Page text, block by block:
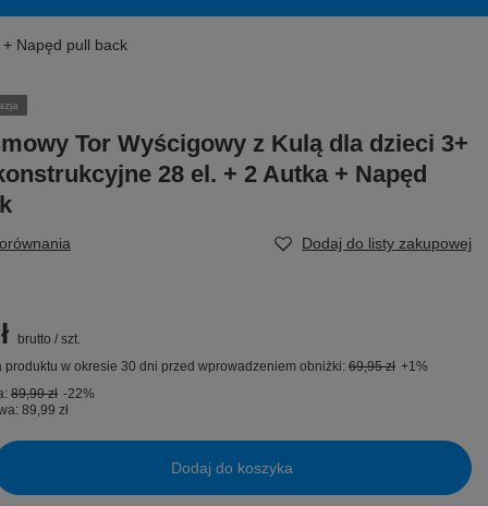
Napęd pull back
Tor Wyścigowy z Kulą dla dzieci 3+
28 el. + 2 Autka + Napęd
Dodaj do listy zakupowej
brutto / szt.
produktu w okresie 30 dni przed wprowadzeniem obniżki: 69,95 zł +1%
89,99 zł -22%
89,99 zł
Dodaj do koszyka